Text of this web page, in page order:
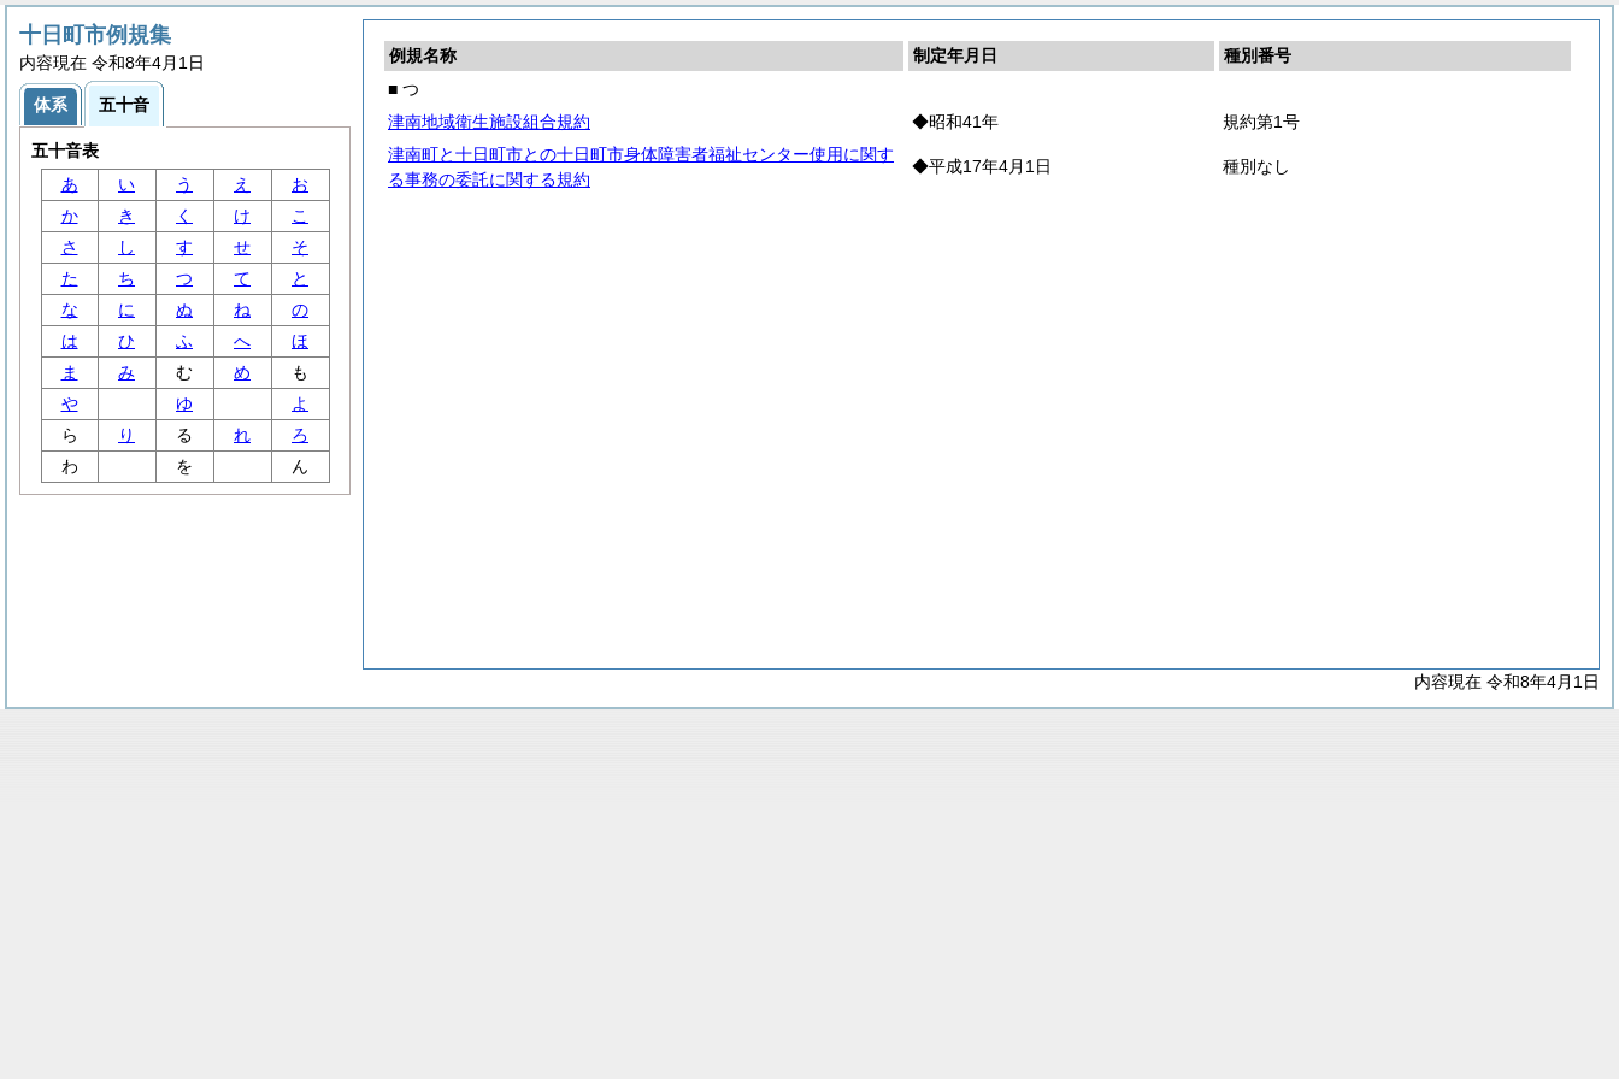
例規名称 制定年月日
種別番号
■ つ
津南地域衛生施設組合規約
◆昭和41年
規約第1号
津南町と十日町市との十日町市身体障害者福祉センター使用に関す
る事務の委託に関する規約
◆平成17年4月1日 種別なし
内容現在 令和8年4月1日
十日町市例規集
内容現在 令和8年4月1日
体系 五十音
五十音表
あ
い う え
お
か
き く け
こ
さ
し す せ
そ
た
ち つ て
と
な
に ぬ ね
の
は
ひ ふ へ
ほ
ま
み む め
も
や
ゆ
よ
ら
り る れ
ろ
わ
を ん